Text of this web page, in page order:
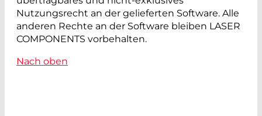
Nutzungsrecht an der gelieferten Software. Alle
anderen Rechte an der Software bleiben LASER
COMPONENTS vorbehalten.
Nach oben